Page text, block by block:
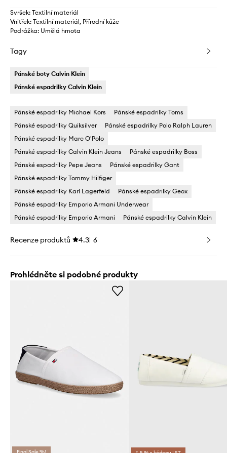
Svršek: Textilní materiál
Vnitřek: Textilní materiál, Přírodní kůže
Podrážka: Umělá hmota
Tagy
Pánské boty Calvin Klein
Pánské espadrilky Calvin Klein
Pánské espadrilky Michael Kors
Pánské espadrilky Toms
Pánské espadrilky Quiksilver
Pánské espadrilky Polo Ralph Lauren
Pánské espadrilky Marc O'Polo
Pánské espadrilky Calvin Klein Jeans
Pánské espadrilky Boss
Pánské espadrilky Pepe Jeans
Pánské espadrilky Gant
Pánské espadrilky Tommy Hilfiger
Pánské espadrilky Karl Lagerfeld
Pánské espadrilky Geox
Pánské espadrilky Emporio Armani Underwear
Pánské espadrilky Emporio Armani
Pánské espadrilky Calvin Klein
Recenze produktů 4.3 6
Prohlédněte si podobné produkty